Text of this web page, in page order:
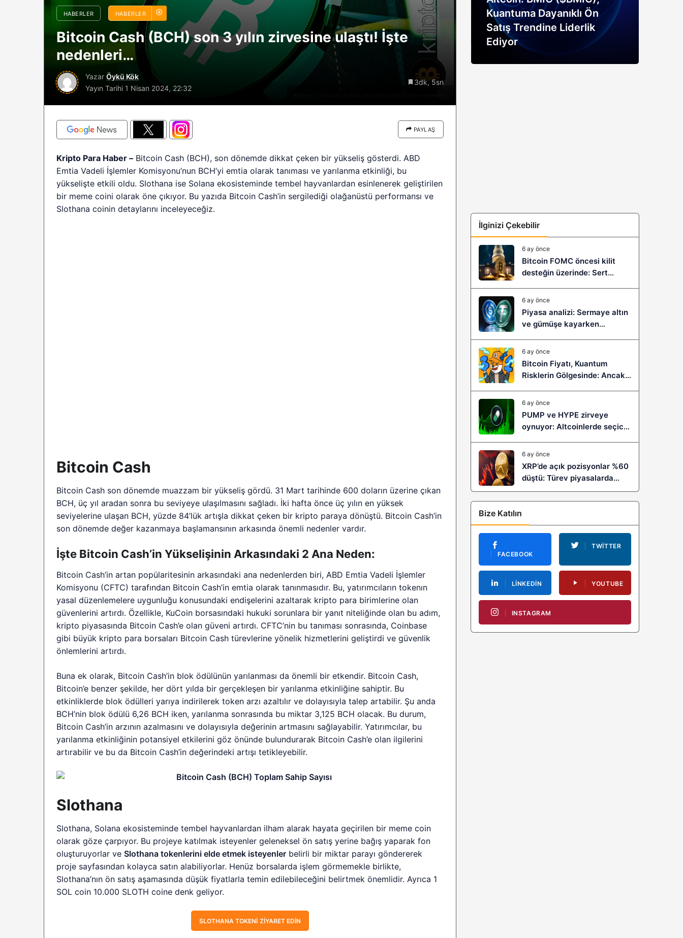
HABERLER HABERLER
Bitcoin Cash (BCH) son 3 yılın zirvesine ulaştı! İşte
nedenleri…
Yazar Öykü Kök
Yayın Tarihi 1 Nisan 2024, 22:32
3dk, 5sn
PAYLAŞ
Kripto Para Haber – Bitcoin Cash (BCH), son dönemde dikkat çeken bir yükseliş gösterdi. ABD
Emtia Vadeli İşlemler Komisyonu’nun BCH’yi emtia olarak tanıması ve yarılanma etkinliği, bu
yükselişte etkili oldu. Slothana ise Solana ekosisteminde tembel hayvanlardan esinlenerek geliştirilen
bir meme coini olarak öne çıkıyor. Bu yazıda Bitcoin Cash’in sergilediği olağanüstü performansı ve
Slothana coinin detaylarını inceleyeceğiz.
Bitcoin Cash
Bitcoin Cash son dönemde muazzam bir yükseliş gördü. 31 Mart tarihinde 600 doların üzerine çıkan
BCH, üç yıl aradan sonra bu seviyeye ulaşılmasını sağladı. İki hafta önce üç yılın en yüksek
seviyelerine ulaşan BCH, yüzde 84’lük artışla dikkat çeken bir kripto paraya dönüştü. Bitcoin Cash’in
son dönemde değer kazanmaya başlamansının arkasında önemli nedenler vardır.
İşte Bitcoin Cash’in Yükselişinin Arkasındaki 2 Ana Neden:
Bitcoin Cash’in artan popülaritesinin arkasındaki ana nedenlerden biri, ABD Emtia Vadeli İşlemler
Komisyonu (CFTC) tarafından Bitcoin Cash’in emtia olarak tanınmasıdır. Bu, yatırımcıların tokenın
yasal düzenlemelere uygunluğu konusundaki endişelerini azaltarak kripto para birimlerine olan
güvenlerini artırdı. Özellikle, KuCoin borsasındaki hukuki sorunlara bir yanıt niteliğinde olan bu adım,
kripto piyasasında Bitcoin Cash’e olan güveni artırdı. CFTC’nin bu tanıması sonrasında, Coinbase
gibi büyük kripto para borsaları Bitcoin Cash türevlerine yönelik hizmetlerini geliştirdi ve güvenlik
önlemlerini artırdı.
Buna ek olarak, Bitcoin Cash’in blok ödülünün yarılanması da önemli bir etkendir. Bitcoin Cash,
Bitcoin’e benzer şekilde, her dört yılda bir gerçekleşen bir yarılanma etkinliğine sahiptir. Bu
etkinliklerde blok ödülleri yarıya indirilerek token arzı azaltılır ve dolayısıyla talep artabilir. Şu anda
BCH’nin blok ödülü 6,26 BCH iken, yarılanma sonrasında bu miktar 3,125 BCH olacak. Bu durum,
Bitcoin Cash’in arzının azalmasını ve dolayısıyla değerinin artmasını sağlayabilir. Yatırımcılar, bu
yarılanma etkinliğinin potansiyel etkilerini göz önünde bulundurarak Bitcoin Cash’e olan ilgilerini
artırabilir ve bu da Bitcoin Cash’in değerindeki artışı tetikleyebilir.
Slothana
Slothana, Solana ekosisteminde tembel hayvanlardan ilham alarak hayata geçirilen bir meme coin
olarak göze çarpıyor. Bu projeye katılmak isteyenler geleneksel ön satış yerine bağış yaparak fon
oluşturuyorlar veSlothana tokenlerini elde etmek isteyenler belirli bir miktar parayı göndererek
proje sayfasından kolayca satın alabiliyorlar. Henüz borsalarda işlem görmemekle birlikte,
Slothana’nın ön satış aşamasında düşük fiyatlarla temin edilebileceğini belirtmek önemlidir. Ayrıca 1
SOL coin 10.000 SLOTH coine denk geliyor.
SLOTHANA TOKENI ZIYARET EDIN
sürüyor: Analistlere göre
2026 BTC çöküşü neden
sınırlı kalabilir?
Riski: Uzun Vadeli HYPER
Boğaları 31,1 Milyon Dolarlık
Birikim Yapıyor
Kuantuma Dayanıklı Ön
Satış Trendine Liderlik
Ediyor
İlginizi Çekebilir
6 ay önce
Bitcoin FOMC öncesi kilit
desteğin üzerinde: Sert
geliyor?
6 ay önce
Piyasa analizi: Sermaye altın
ve gümüşe kayarken
6 ay önce
Bitcoin Fiyatı, Kuantum
Risklerin Gölgesinde: Ancak
Sıçramaya Yaşayabilir!
6 ay önce
PUMP ve HYPE zirveye
oynuyor: Altcoinlerde seçici
6 ay önce
XRP’de açık pozisyonlar %60
düştü: Türev piyasalarda
kaldıraç temizliği yeni bir
trendin habercisi mi?
Bize Katılın
FACEBOOK
TWITTER
LINKEDIN YOUTUBE
INSTAGRAM